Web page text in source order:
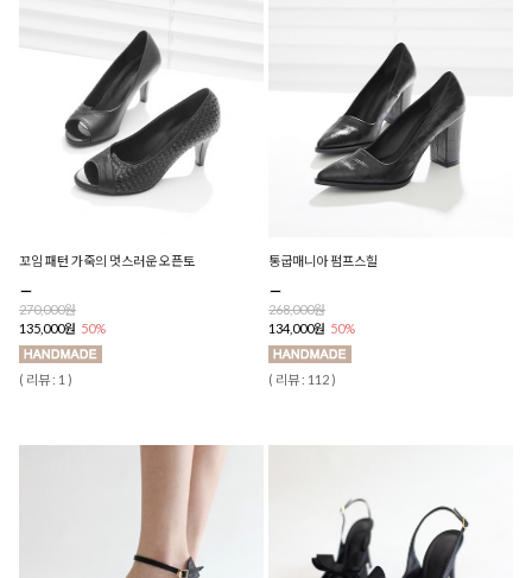
꼬임 패턴 가죽의 멋스러운 오픈토
270,000원
135,000원 50%
( 리뷰 : 1 )
통굽매니아 펌프스힐
268,000원
134,000원 50%
( 리뷰 : 112 )